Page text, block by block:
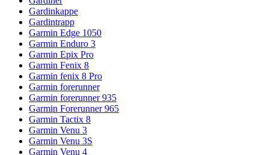
Gardinkappe
Gardintrapp
Garmin Edge 1050
Garmin Enduro 3
Garmin Epix Pro
Garmin Fenix 8
Garmin fenix 8 Pro
Garmin forerunner
Garmin forerunner 935
Garmin Forerunner 965
Garmin Tactix 8
Garmin Venu 3
Garmin Venu 3S
Garmin Venu 4